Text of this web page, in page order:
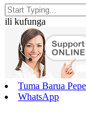
ili kufunga
Tuma Barua Pepe
WhatsApp